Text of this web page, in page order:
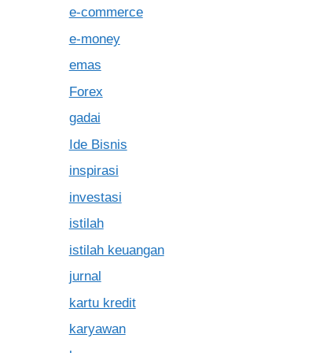
e-commerce
e-money
emas
Forex
gadai
Ide Bisnis
inspirasi
investasi
istilah
istilah keuangan
jurnal
kartu kredit
karyawan